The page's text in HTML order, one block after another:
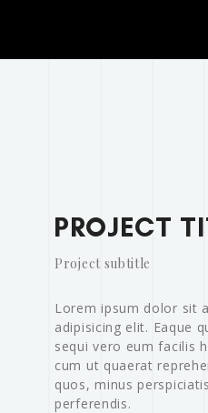
PROJECT
Project subtitle
Lorem ipsum dolor sit
adipisicing elit. Eaque
sequi vero eum facilis
cum ut quaerat
quos, minus
perferendis.